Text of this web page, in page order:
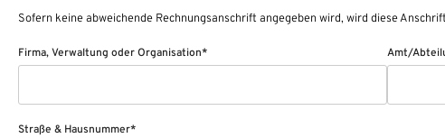
Sofern keine abweichende Rechnungsanschrift angegeben wird, wird diese
Firma, Verwaltung oder Organisation* Amt/
Straße & Hausnummer*